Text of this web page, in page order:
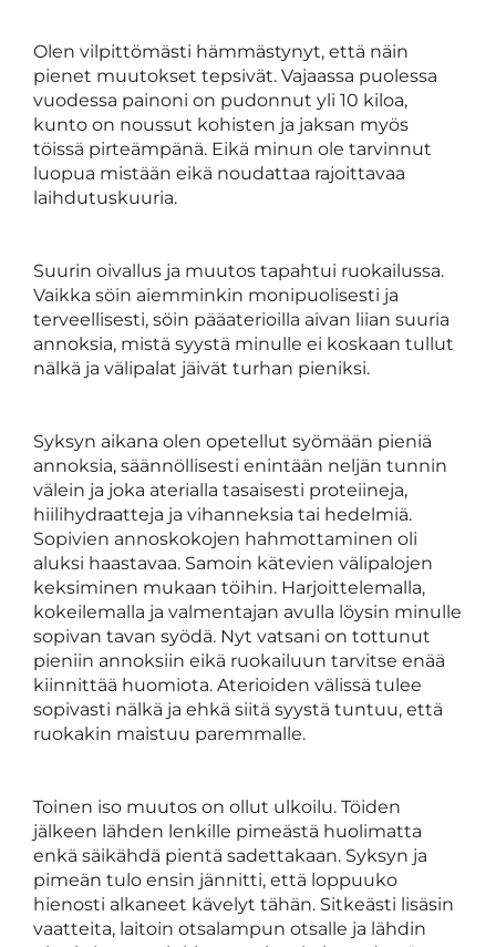
Olen vilpittömästi hämmästynyt, että näin
pienet muutokset tepsivät. Vajaassa puolessa
vuodessa painoni on pudonnut yli 10 kiloa,
kunto on noussut kohisten ja jaksan myös
töissä pirteämpänä. Eikä minun ole tarvinnut
luopua mistään eikä noudattaa rajoittavaa
laihdutuskuuria.
Suurin oivallus ja muutos tapahtui ruokailussa.
Vaikka söin aiemminkin monipuolisesti ja
terveellisesti, söin pääaterioilla aivan liian suuria
annoksia, mistä syystä minulle ei koskaan tullut
nälkä ja välipalat jäivät turhan pieniksi.
Syksyn aikana olen opetellut syömään pieniä
annoksia, säännöllisesti enintään neljän tunnin
välein ja joka aterialla tasaisesti proteiineja,
hiilihydraatteja ja vihanneksia tai hedelmiä.
Sopivien annoskokojen hahmottaminen oli
aluksi haastavaa. Samoin kätevien välipalojen
keksiminen mukaan töihin. Harjoittelemalla,
kokeilemalla ja valmentajan avulla löysin minulle
sopivan tavan syödä. Nyt vatsani on tottunut
pieniin annoksiin eikä ruokailuun tarvitse enää
kiinnittää huomiota. Aterioiden välissä tulee
sopivasti nälkä ja ehkä siitä syystä tuntuu, että
ruokakin maistuu paremmalle.
Toinen iso muutos on ollut ulkoilu. Töiden
jälkeen lähden lenkille pimeästä huolimatta
enkä säikähdä pientä sadettakaan. Syksyn ja
pimeän tulo ensin jännitti, että loppuuko
hienosti alkaneet kävelyt tähän. Sitkeästi lisäsin
vaatteita, laitoin otsalampun otsalle ja lähdin